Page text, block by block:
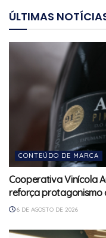
ÚLTIMAS
CONTEÚDO DE MARCA
Cooperativa Vinícola
reforça protagonismo
6 DE AGOSTO DE 2026